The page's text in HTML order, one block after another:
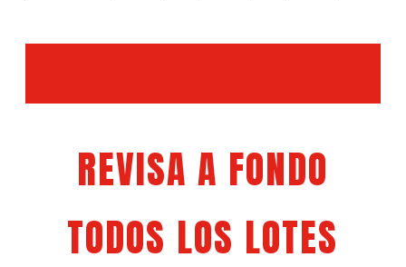
REVISA A FONDO
TODOS LOS LOTES